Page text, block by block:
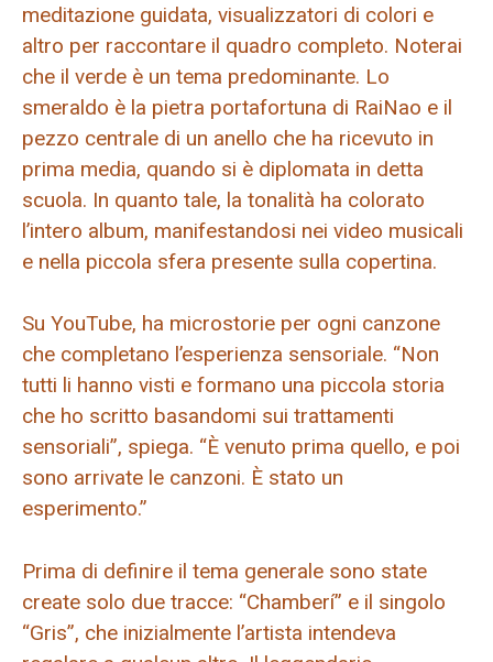
meditazione guidata, visualizzatori di colori e
altro per raccontare il quadro completo. Noterai
che il verde è un tema predominante. Lo
smeraldo è la pietra portafortuna di RaiNao e il
pezzo centrale di un anello che ha ricevuto in
prima media, quando si è diplomata in detta
scuola. In quanto tale, la tonalità ha colorato
l’intero album, manifestandosi nei video musicali
e nella piccola sfera presente sulla copertina.
Su YouTube, ha microstorie per ogni canzone
che completano l’esperienza sensoriale. “Non
tutti li hanno visti e formano una piccola storia
che ho scritto basandomi sui trattamenti
sensoriali”, spiega. “È venuto prima quello, e poi
sono arrivate le canzoni. È stato un
esperimento.”
Prima di definire il tema generale sono state
create solo due tracce: “Chamberí” e il singolo
“Gris”, che inizialmente l’artista intendeva